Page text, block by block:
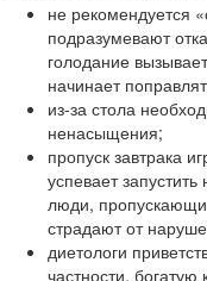
не рекомендуется
подразумевают
голодание
начинает
из-за стола
ненасыщения;
пропуск завтрака
успевает
люди,
страдают от
диетологи
частности, богатую